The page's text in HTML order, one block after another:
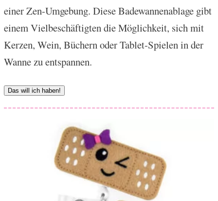
einer Zen-Umgebung. Diese Badewannenablage gibt
einem Vielbeschäftigten die Möglichkeit, sich mit
Kerzen, Wein, Büchern oder Tablet-Spielen in der
Wanne zu entspannen.
Das will ich haben!